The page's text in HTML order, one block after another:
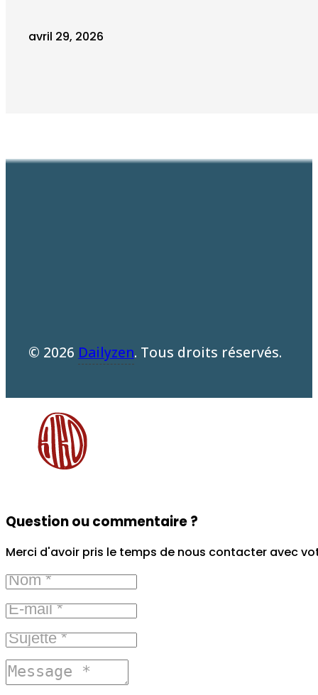
avril 29, 2026
© 2026 Dailyzen. Tous droits réservés.
Question ou commentaire ?
Merci d'avoir pris le temps de nous contacter avec